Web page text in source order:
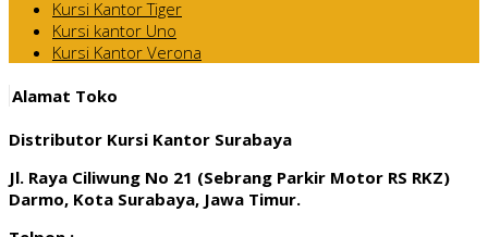
Kursi Kantor Tiger
Kursi kantor Uno
Kursi Kantor Verona
Alamat Toko
Distributor Kursi Kantor Surabaya
Jl. Raya Ciliwung No 21 (Sebrang Parkir Motor RS RKZ)
Darmo, Kota Surabaya, Jawa Timur.